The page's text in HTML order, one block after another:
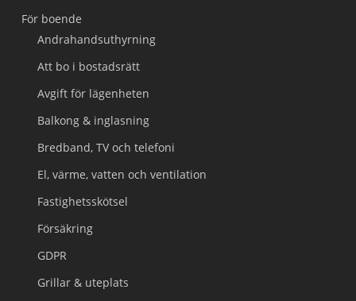
För boende
Andrahandsuthyrning
Att bo i bostadsrätt
Avgift för lägenheten
Balkong & inglasning
Bredband, TV och telefoni
El, värme, vatten och ventilation
Fastighetsskötsel
Försäkring
GDPR
Grillar & uteplats